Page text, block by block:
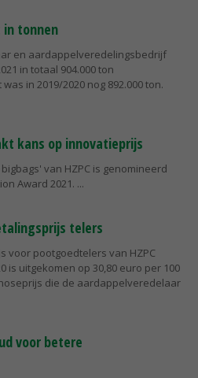
in tonnen
en aardappelveredelingsbedrijf
in totaal 904.000 ton
in 2019/2020 nog 892.000 ton.
kans op innovatieprijs
van HZPC is genomineerd
Award 2021.
telers
voor pootgoedtelers van HZPC
is uitgekomen op 30,80 euro per 100
die de aardappelveredelaar
voor betere